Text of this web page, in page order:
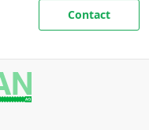
Contact